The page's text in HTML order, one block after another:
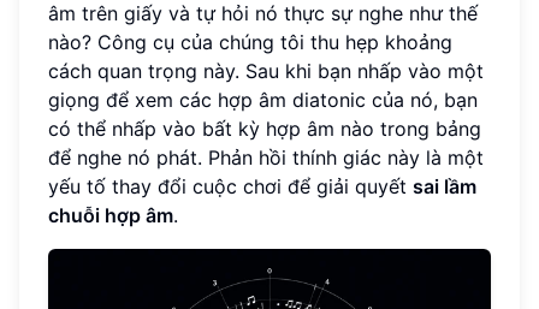
âm trên giấy và tự hỏi nó thực sự nghe như thế
nào? Công cụ của chúng tôi thu hẹp khoảng
cách quan trọng này. Sau khi bạn nhấp vào một
giọng để xem các hợp âm diatonic của nó, bạn
có thể nhấp vào bất kỳ hợp âm nào trong bảng
để nghe nó phát. Phản hồi thính giác này là một
yếu tố thay đổi cuộc chơi để giải quyết sai lầm
chuỗi hợp âm.